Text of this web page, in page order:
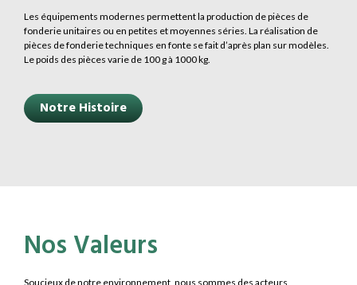
Les équipements modernes permettent la production de pièces de
fonderie unitaires ou en petites et moyennes séries. La réalisation de
pièces de fonderie techniques en fonte se fait d’après plan sur modèles.
Le poids des pièces varie de 100 g à 1000 kg.
Notre Histoire
Nos Valeurs
Soucieux de notre environnement, nous sommes des acteurs